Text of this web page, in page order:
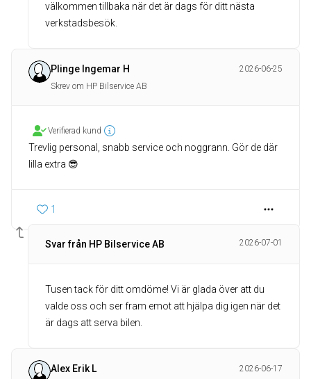
välkommen tillbaka när det är dags för ditt nästa
verkstadsbesök.
Plinge Ingemar H
2026-06-25
Skrev om HP Bilservice AB
Verifierad kund
Trevlig personal, snabb service och noggrann. Gör de där
lilla extra 😎
1
Svar från HP Bilservice AB 2026-07-01
Tusen tack för ditt omdöme! Vi är glada över att du
valde oss och ser fram emot att hjälpa dig igen när det
är dags att serva bilen.
Alex Erik L 2026-06-17